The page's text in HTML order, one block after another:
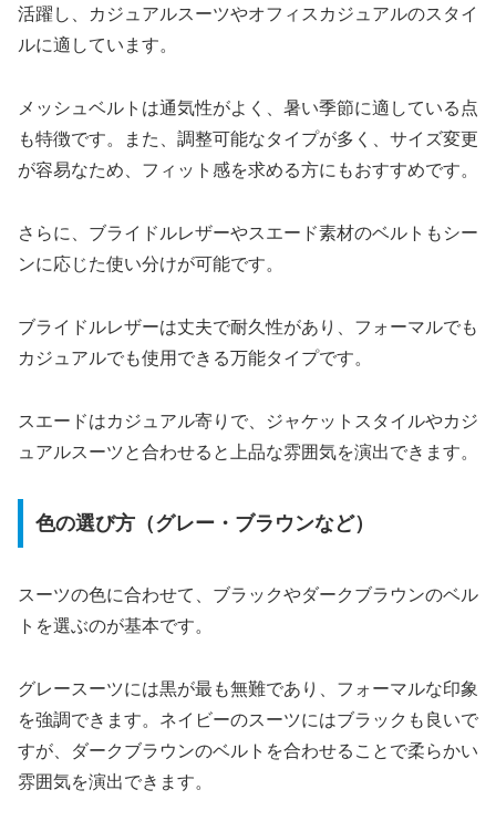
活躍し、カジュアルスーツやオフィスカジュアルのスタイ
ルに適しています。
メッシュベルトは通気性がよく、暑い季節に適している点
も特徴です。また、調整可能なタイプが多く、サイズ変更
が容易なため、フィット感を求める方にもおすすめです。
さらに、ブライドルレザーやスエード素材のベルトもシー
ンに応じた使い分けが可能です。
ブライドルレザーは丈夫で耐久性があり、フォーマルでも
カジュアルでも使用できる万能タイプです。
スエードはカジュアル寄りで、ジャケットスタイルやカジ
ュアルスーツと合わせると上品な雰囲気を演出できます。
色の選び方（グレー・ブラウンなど）
スーツの色に合わせて、ブラックやダークブラウンのベル
トを選ぶのが基本です。
グレースーツには黒が最も無難であり、フォーマルな印象
を強調できます。ネイビーのスーツにはブラックも良いで
すが、ダークブラウンのベルトを合わせることで柔らかい
雰囲気を演出できます。